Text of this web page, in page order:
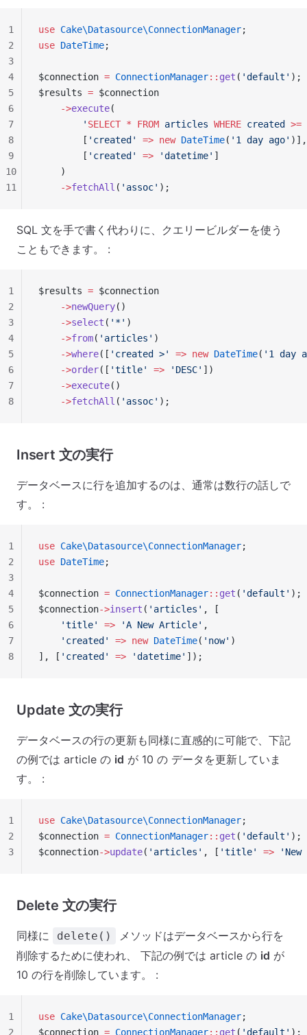
use Cake\Datasource\ConnectionManager;
use DateTime;
$connection = ConnectionManager:: get ( 'default' );
$results = $connection
    ->
execute(
        '
SELECT * FROM articles WHERE created >=
        [
'created' => new DateTime( '1 day ago' )],
        [
'created' => 'datetime' ]
    )
    ->
fetchAll ( 'assoc' );
1
2
3
4
5
6
7
8
9
10
11
SQL 文を手で書く代わりに、クエリービルダーを使う
こともできます。 :
$results = $connection
    ->
newQuery()
    ->
select ( '*' )
    ->
from( 'articles' )
    ->
where([ 'created >' => new DateTime( '1 day
    ->
order([ 'title' => 'DESC' ])
    ->
execute()
    ->
fetchAll ( 'assoc' );
1
2
3
4
5
6
7
8
Insert 文の実行
データベースに行を追加するのは、通常は数行の話しで
す。 :
use Cake\Datasource\ConnectionManager;
use DateTime;
$connection = ConnectionManager:: get ( 'default' );
$connection->insert ( 'articles' , [
    'title'
=> 'A New Article' ,
    'created'
=> new DateTime( 'now' )
], [ 'created' => 'datetime' ]);
1
2
3
4
5
6
7
8
Update 文の実行
データベースの行の更新も同様に直感的に可能で、下記
の例では article の id が 10 の データを更新していま
す。 :
use Cake\Datasource\ConnectionManager;
$connection = ConnectionManager:: get ( 'default' );
$connection->update( 'articles' , [ 'title' =>
1
2
3
Delete 文の実行
同様に delete()
メソッドはデータベースから行を
削除するために使われ、 下記の例では article の id が
10 の行を削除しています。 :
use Cake\Datasource\ConnectionManager;
$connection = ConnectionManager:: get ( 'default' );
1
2